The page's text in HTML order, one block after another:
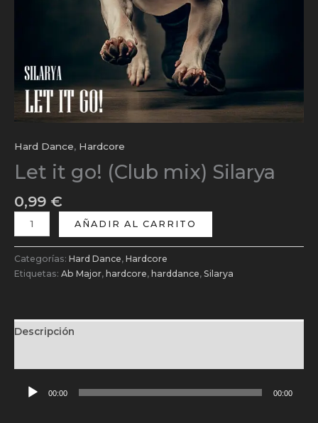
Hard Dance, Hardcore
Let it go! (Club mix) Silarya
0,99 €
AÑADIR AL CARRITO
Categorías: Hard Dance, Hardcore
Etiquetas: Ab Major, hardcore, harddance, Silarya
Descripción
Reproductor
00:00 00:00